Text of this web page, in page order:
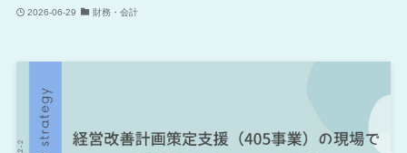
2026-06-29 財務・会計